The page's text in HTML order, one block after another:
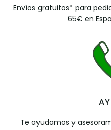
Envíos gratuitos* para
65€ en
Te ayudamos y